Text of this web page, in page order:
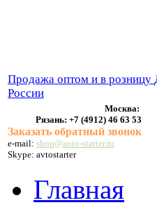
Продажа оптом и в розницу
России
Москва:
Рязань: +7 (4912) 46 63 53
Заказать обратный звонок
e-mail: shop@auto-starter.ru
Skype: avtostarter
Главная